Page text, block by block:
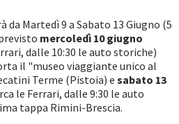
da Martedì 9 a Sabato 13 Giugno (5
mercoledì 10 giugno
dalle 10:30 le auto storiche)
il "museo viaggiante unico al
Terme (Pistoia) e sabato 13
le Ferrari, dalle 9:30 le auto
tappa Rimini-Brescia.